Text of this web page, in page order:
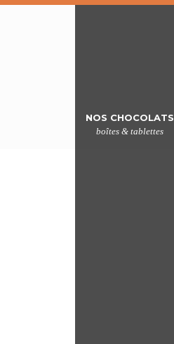
NOS CHOCOLATS
boîtes & tablettes